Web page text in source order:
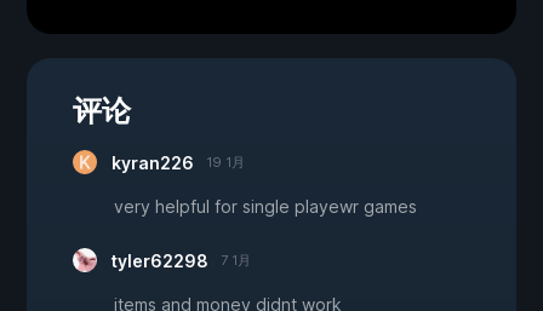
评论
kyran226 19 1月
very helpful for single playewr games
tyler62298 7 1月
items and money didnt work